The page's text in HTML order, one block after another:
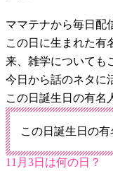
ママテナから毎日配
この日に生まれた有
来、雑学についても
今日から話のネタに
この日誕生日の有名
この日誕生日の
11月3日は何の日？